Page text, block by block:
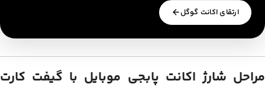
ارتقای اکانت گوگل
مراحل شارژ اکانت پابجی موبایل با گیفت کارت